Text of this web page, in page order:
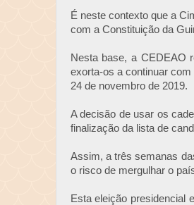
É neste contexto que a
com a Constituição da
Nesta base, a CEDEAO
exorta-os a continuar
24 de novembro de 2019.
A decisão de usar os
finalização da lista de
Assim, a três semanas
o risco de mergulhar o
Esta eleição presidencial